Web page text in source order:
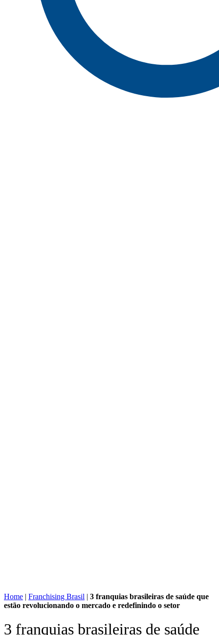
Home | Franchising Brasil | 3 franquias brasileiras de saúde que
estão revolucionando o mercado e redefinindo o setor
3 franquias brasileiras de saúde